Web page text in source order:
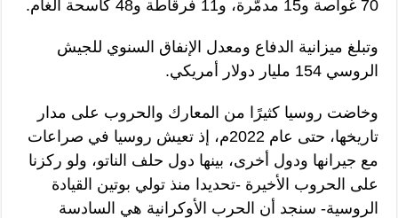
70 غواصة و15 مدمّرة، و11 فرقاطة و48 كاسحة ألغام.
وتبلغ ميزانية الدفاع ومعدل الإنفاق السنوي للجيش
الروسي 154 مليار دولار أمريكي.
وخاضت روسيا كثيرًا من المعارك والحروب على مدار
تاريخها، حتى عام 2022م، إذ تعيش روسيا في صراعات
مع جيرانها ودول أخرى، بينها دول حلف الناتو، ولو ركزنا
على الحروب الأخيرة -تحديدا منذ تولي بوتين القيادة
الروسية- سنجد أن الحرب الأوكرانية هي السادسة